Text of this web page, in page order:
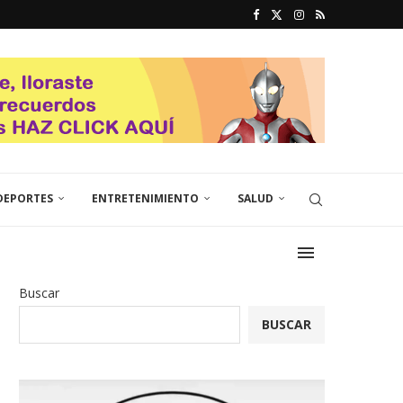
ENTRETENIMIENTO SALUD
Buscar
BUSCAR